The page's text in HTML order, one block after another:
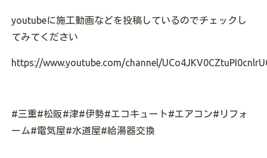
youtubeに施工動画などを投稿しているのでチェックし
てみてください
https://www.youtube.com/channel/
#三重#松阪#津#伊勢#エコキュート#エアコン#リフォ
ーム#電気屋#水道屋#給湯器交換